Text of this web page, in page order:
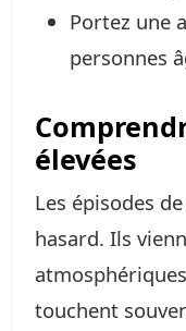
Portez une
personnes
élevées
Les épisodes de
hasard. Ils
touchent